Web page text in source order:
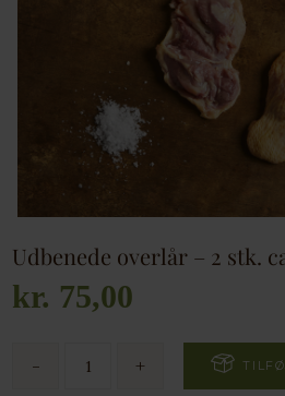
Udbenede overlår – 2 stk.
kr. 75,00